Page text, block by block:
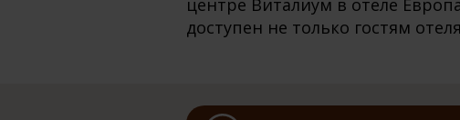
центре Виталиум в отеле
доступен не только гостям